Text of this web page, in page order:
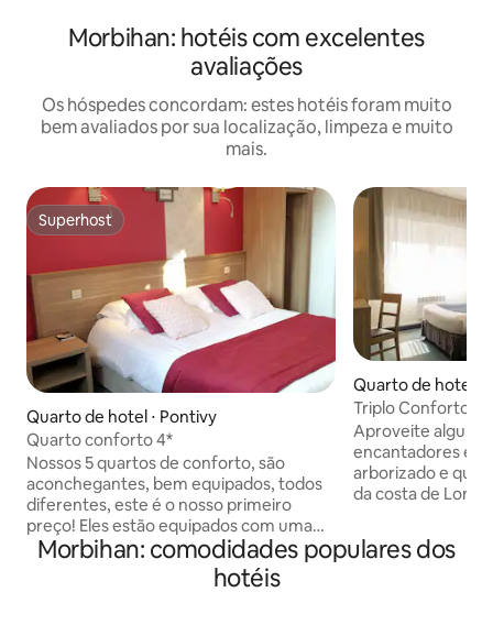
Morbihan: hotéis com excelentes
avaliações
Os hóspedes concordam: estes hotéis foram muito
bem avaliados por sua localização, limpeza e muito
mais.
Superhost
Superhost
Quarto de hotel ⋅ Pontivy
Quarto conforto 4*
Nossos 5 quartos de conforto, são
aconchegantes, bem equipados, todos
diferentes, este é o nosso primeiro
preço! Eles estão equipados com uma
cama de casal (140 cm), completamente
renovada e equipada com todos os
confortos atuais, Wi-Fi, bandeja de
Quarto de hotel ⋅
Triplo Conforto |
Aproveite alguns
encantadores
arborizado e
da costa de
idealmente
do centro da
Morbihan: comodidades populares dos
hotéis